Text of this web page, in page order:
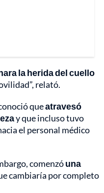
la herida del cuello
relató.
queatravesó
y que incluso tuvo
el personal médico
comenzóuna
cambiaría por completo